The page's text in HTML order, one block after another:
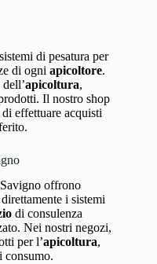
di pesatura per
di ogni apicoltore.
apicoltura,
Il nostro shop
effettuare acquisti
offrono
i sistemi
di consulenza
Nei nostri negozi,
per l’apicoltura,
consumo.